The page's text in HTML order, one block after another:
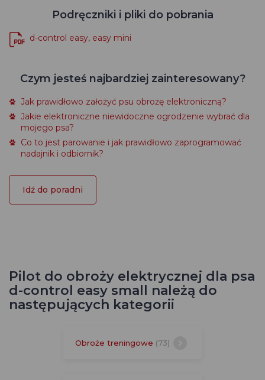
Podręczniki i pliki do pobrania
d-control easy, easy mini
Czym jesteś najbardziej zainteresowany?
Jak prawidłowo założyć psu obrożę elektroniczną?
Jakie elektroniczne niewidoczne ogrodzenie wybrać dla
mojego psa?
Co to jest parowanie i jak prawidłowo zaprogramować
nadajnik i odbiornik?
Idź do poradni
Pilot do obroży elektrycznej dla psa
d-control easy small należą do
następujących kategorii
Obroże treningowe (73)